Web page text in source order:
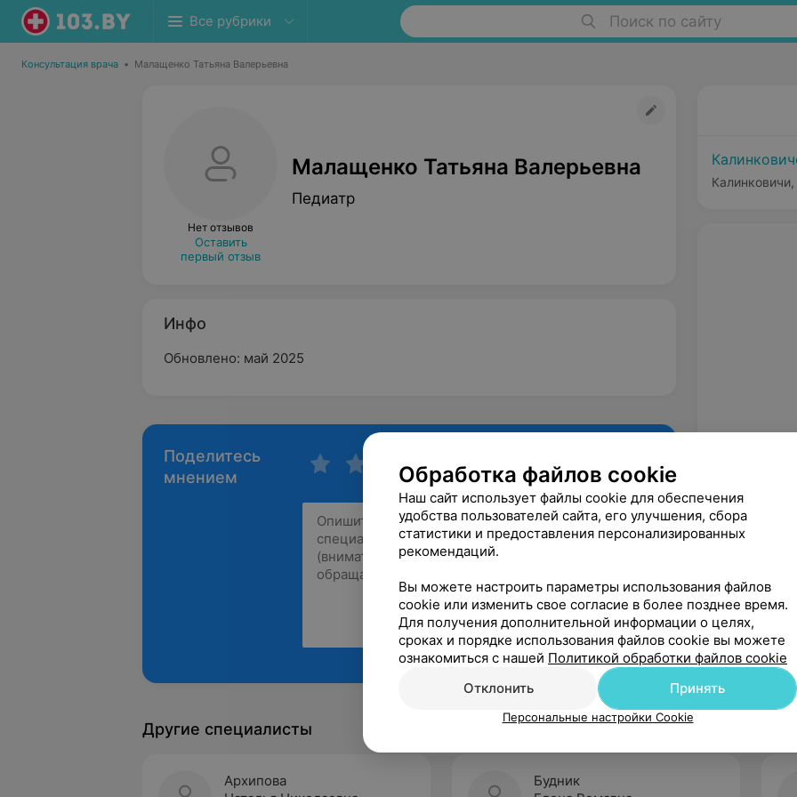
Все рубрики Поиск по сайту
Консультация врача • Малащенко Татьяна Валерьевна
Нет отзывов
Оставить
первый отзыв
Малащенко Татьяна Валерьевна
Педиатр
Инфо
Обновлено: май 2025
Поделитесь
мнением
Рекомендую
Другие специалисты
Архипова
Будник
Обработка файлов cookie
Наш сайт использует файлы cookie для обеспечения
удобства пользователей сайта, его улучшения, сбора
статистики и предоставления персонализированных
рекомендаций.
Вы можете настроить параметры использования файлов
cookie или изменить свое согласие в более позднее время.
Для получения дополнительной информации о целях,
сроках и порядке использования файлов cookie вы можете
ознакомиться с нашей Политикой обработки файлов cookie
Отклонить
Принять
Персональные настройки Cookie